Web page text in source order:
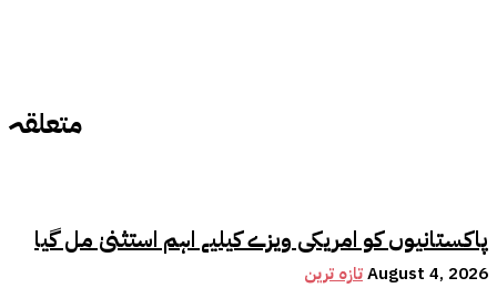
متعلقہ
پاکستانیوں کو امریکی ویزے کیلیے اہم استثنیٰ مل گیا
تازہ ترینAugust 4, 2026